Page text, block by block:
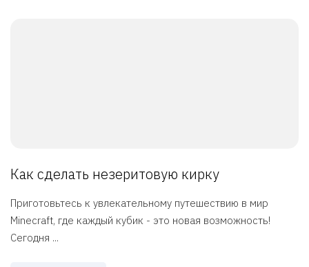
Как сделать незеритовую кирку
Приготовьтесь к увлекательному путешествию в мир
Minecraft, где каждый кубик - это новая возможность!
Сегодня ...